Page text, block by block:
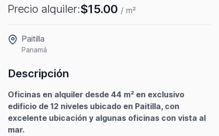
Precio alquiler:$15.00 / m²
Paitilla
Panamá
Descripción
Oficinas en alquiler desde 44 m² en exclusivo
edificio de 12 niveles ubicado en Paitilla, con
excelente ubicación y algunas oficinas con vista al
mar.